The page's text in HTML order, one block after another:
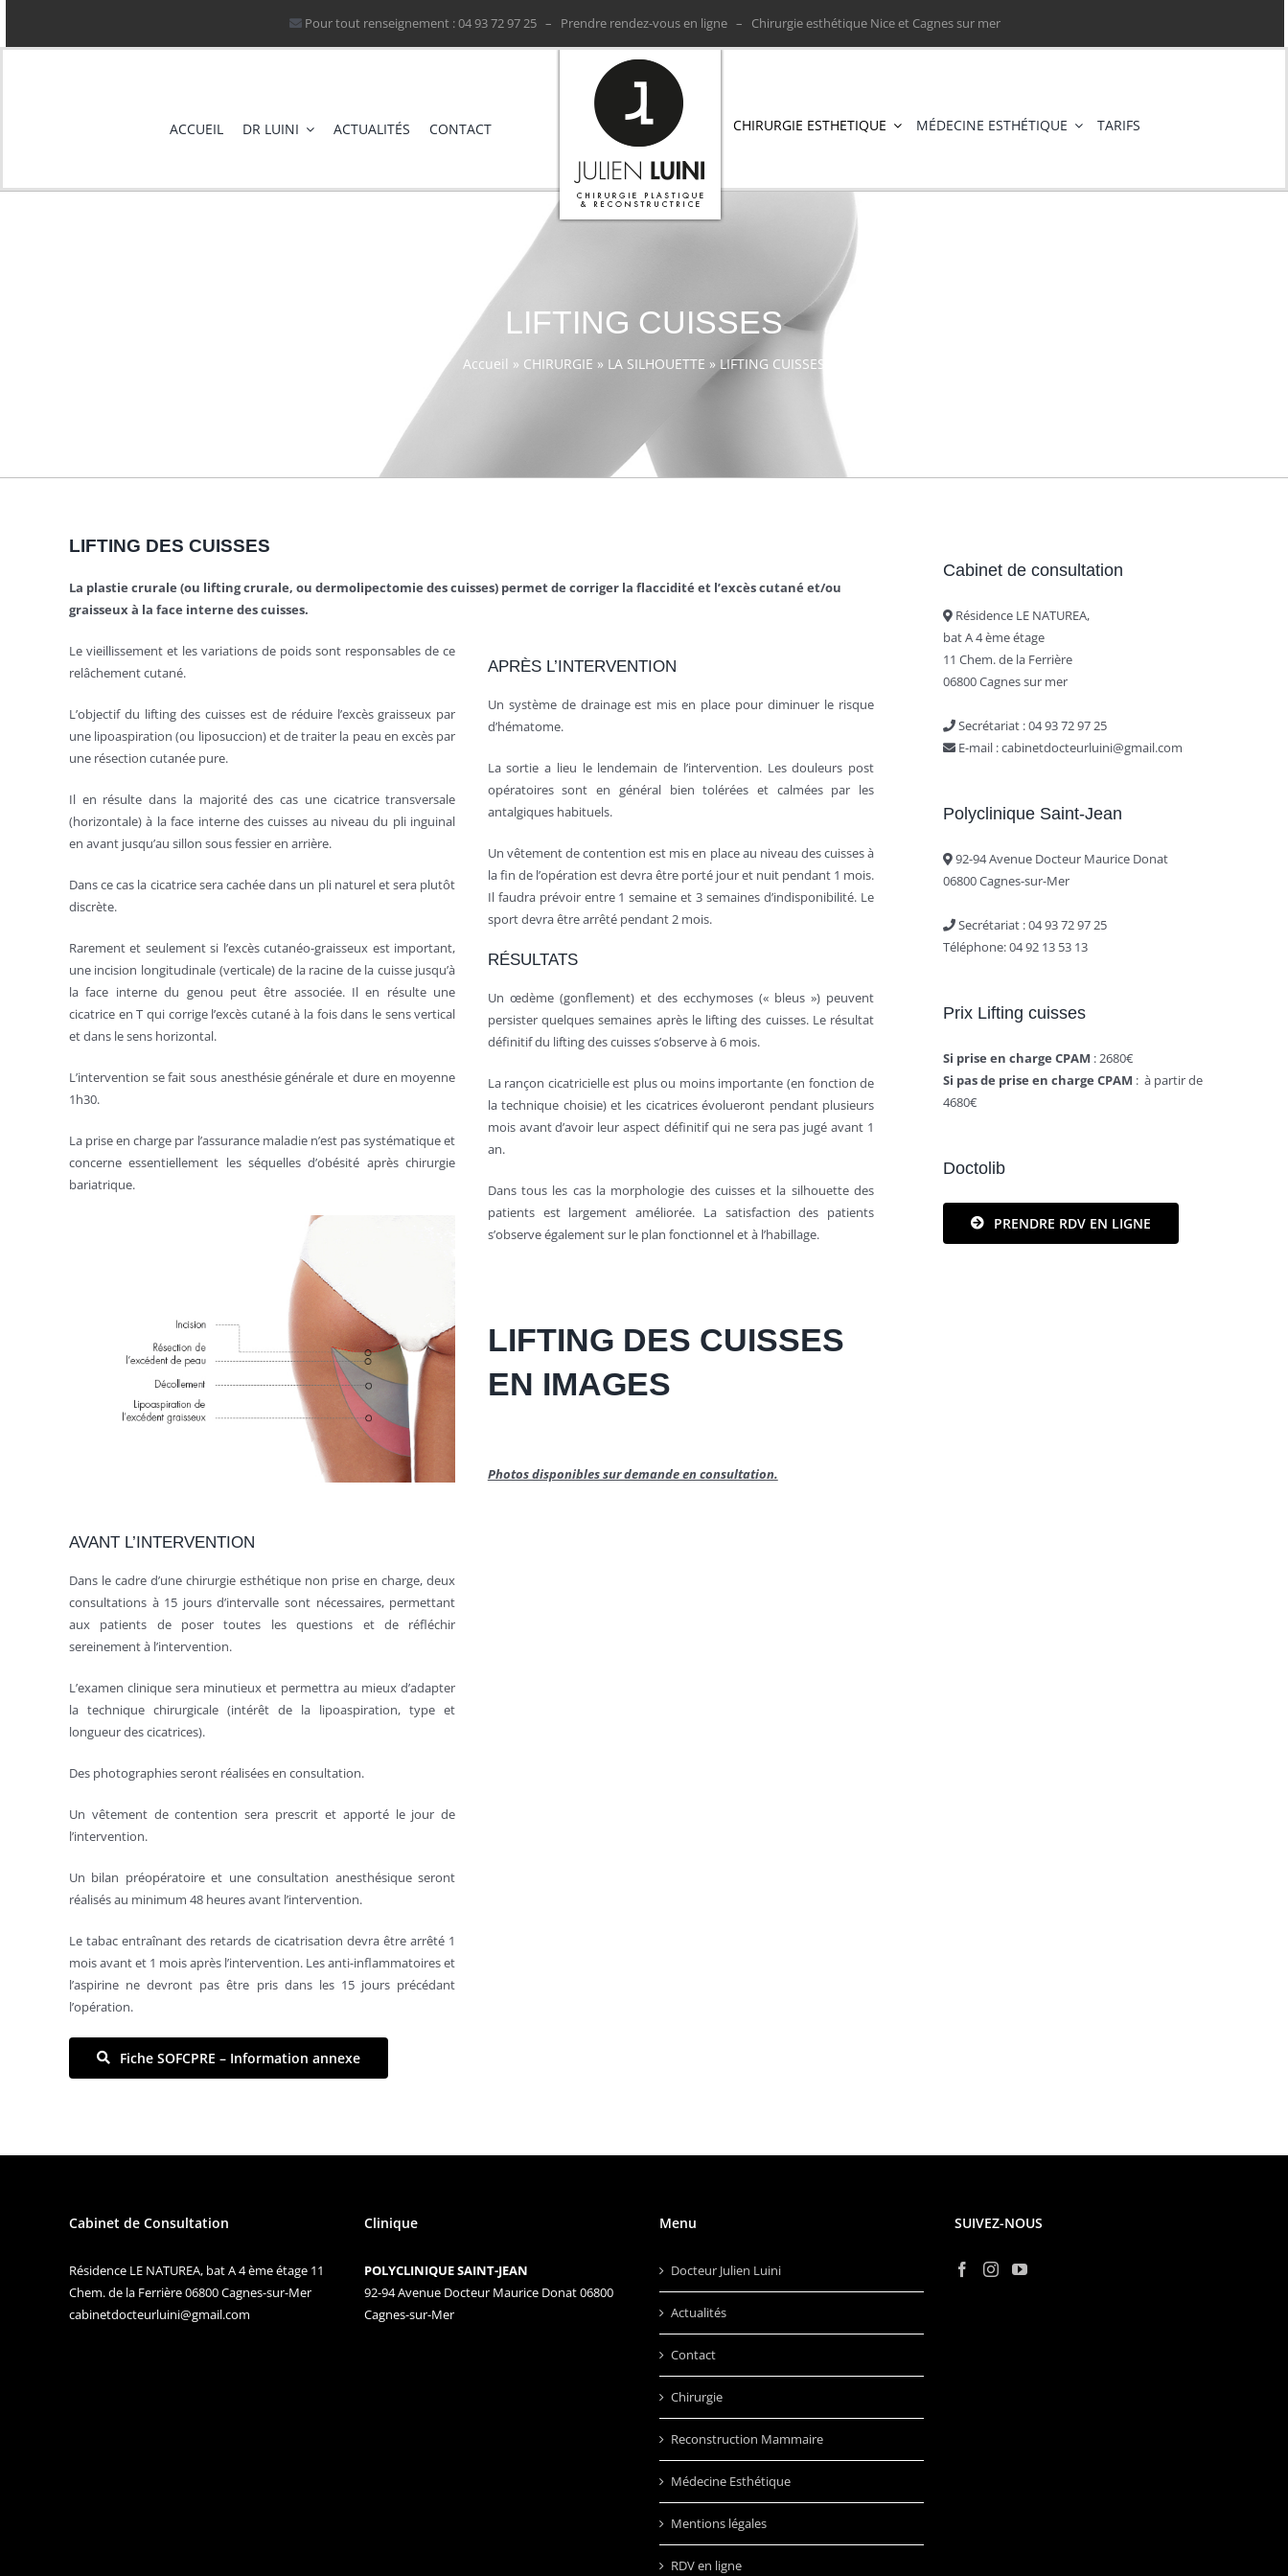
contenu
Pour tout renseignement : ‭04 93 72 97 25 ‬ – Prendre rendez-vous en ligne– Chirurgie esthétique Nice et Cagnes sur mer
ACCUEIL DR LUINI ACTUALITÉS CONTACT CHIRURGIE ESTHETIQUE MÉDECINE ESTHÉTIQUE TARIFS
LIFTING CUISSES
Accueil » CHIRURGIE » LA SILHOUETTE » LIFTING CUISSES
LIFTING DES CUISSES
La plastie crurale (ou lifting crurale, ou dermolipectomie des cuisses) permet de corriger la flaccidité et l’excès cutané et/ou
graisseux à la face interne des cuisses.
Le vieillissement et les variations de poids sont responsables de ce
relâchement cutané.
L’objectif du lifting des cuisses est de réduire l’excès graisseux par
une lipoaspiration (ou liposuccion) et de traiter la peau en excès par
une résection cutanée pure.
Il en résulte dans la majorité des cas une cicatrice transversale
(horizontale) à la face interne des cuisses au niveau du pli inguinal
en avant jusqu’au sillon sous fessier en arrière.
Dans ce cas la cicatrice sera cachée dans un pli naturel et sera plutôt
discrète.
Rarement et seulement si l’excès cutanéo-graisseux est important,
une incision longitudinale (verticale) de la racine de la cuisse jusqu’à
la face interne du genou peut être associée. Il en résulte une
cicatrice en T qui corrige l’excès cutané à la fois dans le sens vertical
et dans le sens horizontal.
L’intervention se fait sous anesthésie générale et dure en moyenne
1h30.
La prise en charge par l’assurance maladie n’est pas systématique et
concerne essentiellement les séquelles d’obésité après chirurgie
bariatrique.
AVANT L’INTERVENTION
Dans le cadre d’une chirurgie esthétique non prise en charge, deux
consultations à 15 jours d’intervalle sont nécessaires, permettant
aux patients de poser toutes les questions et de réfléchir
sereinement à l’intervention.
L’examen clinique sera minutieux et permettra au mieux d’adapter
la technique chirurgicale (intérêt de la lipoaspiration, type et
longueur des cicatrices).
Des photographies seront réalisées en consultation.
Un vêtement de contention sera prescrit et apporté le jour de
l’intervention.
Un bilan préopératoire et une consultation anesthésique seront
réalisés au minimum 48 heures avant l’intervention.
Le tabac entraînant des retards de cicatrisation devra être arrêté 1
mois avant et 1 mois après l’intervention. Les anti-inflammatoires et
l’aspirine ne devront pas être pris dans les 15 jours précédant
l’opération.
Fiche SOFCPRE – Information annexe
APRÈS L’INTERVENTION
Un système de drainage est mis en place pour diminuer le risque
d’hématome.
La sortie a lieu le lendemain de l’intervention. Les douleurs post
opératoires sont en général bien tolérées et calmées par les
antalgiques habituels.
Un vêtement de contention est mis en place au niveau des cuisses à
la fin de l’opération est devra être porté jour et nuit pendant 1 mois.
Il faudra prévoir entre 1 semaine et 3 semaines d’indisponibilité. Le
sport devra être arrêté pendant 2 mois.
RÉSULTATS
Un œdème (gonflement) et des ecchymoses (« bleus ») peuvent
persister quelques semaines après le lifting des cuisses. Le résultat
définitif du lifting des cuisses s’observe à 6 mois.
La rançon cicatricielle est plus ou moins importante (en fonction de
la technique choisie) et les cicatrices évolueront pendant plusieurs
mois avant d’avoir leur aspect définitif qui ne sera pas jugé avant 1
an.
Dans tous les cas la morphologie des cuisses et la silhouette des
patients est largement améliorée. La satisfaction des patients
s’observe également sur le plan fonctionnel et à l’habillage.
LIFTING DES CUISSES
EN IMAGES
Photos disponibles sur demande en consultation.
Cabinet de consultation
Résidence LE NATUREA,
bat A 4 ème étage
11 Chem. de la Ferrière
06800 Cagnes sur mer
Secrétariat : ‭04 93 72 97 25‬
E-mail : cabinetdocteurluini@gmail.com
Polyclinique Saint-Jean
92-94 Avenue Docteur Maurice Donat
06800 Cagnes-sur-Mer
Secrétariat : ‭04 93 72 97 25‬
Téléphone: 04 92 13 53 13
Prix Lifting cuisses
Si prise en charge CPAM : 2680€
Si pas de prise en charge CPAM : à partir de
4680€
Doctolib
PRENDRE RDV EN LIGNE
Cabinet de Consultation
Résidence LE NATUREA, bat A 4 ème étage 11
Chem. de la Ferrière06800 Cagnes-sur-Mer
cabinetdocteurluini@gmail.com
Clinique
POLYCLINIQUE SAINT-JEAN
92-94 Avenue Docteur Maurice Donat 06800
Cagnes-sur-Mer
Menu
Docteur Julien Luini
Actualités
Contact
Chirurgie
Reconstruction Mammaire
Médecine Esthétique
Mentions légales
RDV en ligne
SUIVEZ-NOUS